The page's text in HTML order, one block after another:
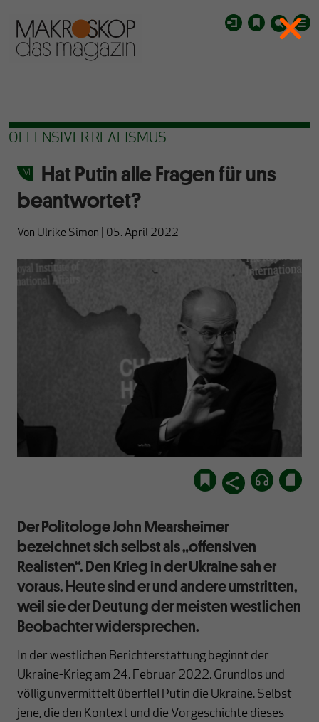
OFFENSIVER REALISMUS
Hat Putin alle Fragen für uns
beantwortet?
Von Ulrike Simon 05. April 2022
Der Politologe John Mearsheimer
bezeichnet sich selbst als „offensiven
Realisten“. Den Krieg in der Ukraine sah er
voraus. Heute sind er und andere umstritten,
weil sie der Deutung der meisten westlichen
Beobachter widersprechen.
In der westlichen Berichterstattung beginnt der
Ukraine-Krieg am 24. Februar 2022. Grundlos und
völlig unvermittelt überfiel Putin die Ukraine. Selbst
jene, die den Kontext und die Vorgeschichte dieses